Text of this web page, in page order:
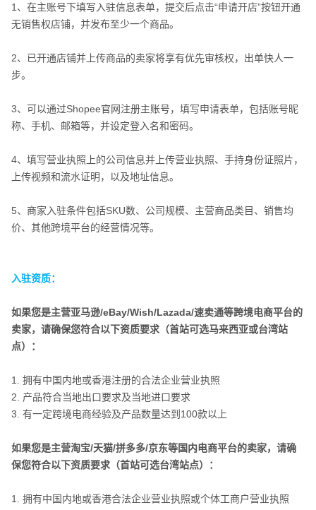
1、在主账号下填写入驻信息表单，提交后点击“申请开店”按钮开通
无销售权店铺，并发布至少一个商品。
2、已开通店铺并上传商品的卖家将享有优先审核权，出单快人一
步。
3、可以通过Shopee官网注册主账号，填写申请表单，包括账号昵
称、手机、邮箱等，并设定登入名和密码。
4、填写营业执照上的公司信息并上传营业执照、手持身份证照片，
上传视频和流水证明，以及地址信息。
5、商家入驻条件包括SKU数、公司规模、主营商品类目、销售均
价、其他跨境平台的经营情况等。
入驻资质：
如果您是主营亚马逊/eBay/Wish/Lazada/速卖通等跨境电商平台的
卖家，请确保您符合以下资质要求（首站可选马来西亚或台湾站
点）：
1. 拥有中国内地或香港注册的合法企业营业执照
2. 产品符合当地出口要求及当地进口要求
3. 有一定跨境电商经验及产品数量达到100款以上
如果您是主营淘宝/天猫/拼多多/京东等国内电商平台的卖家，请确
保您符合以下资质要求（首站可选台湾站点）：
1. 拥有中国内地或香港合法企业营业执照或个体工商户营业执照
入驻流程：
入驻资质：